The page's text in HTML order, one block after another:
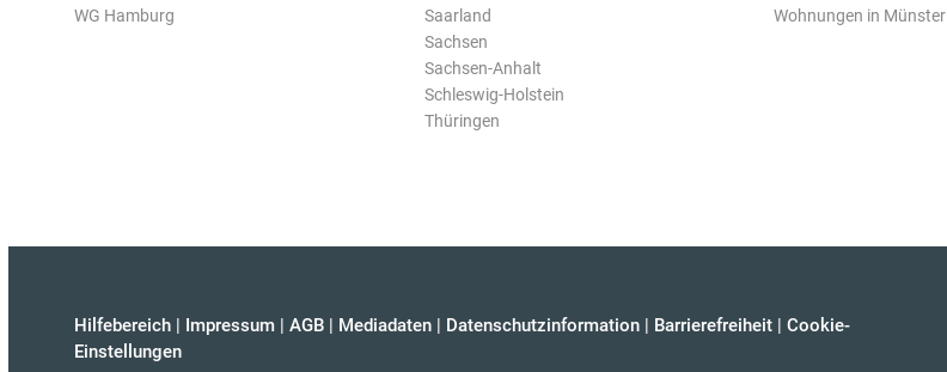
WG Hamburg
Saarland
Sachsen
Sachsen-Anhalt
Schleswig-Holstein
Thüringen
Wohnungen in Münster
Hilfebereich | Impressum | AGB | Mediadaten | Datenschutzinformation | Barrierefreiheit | Cookie-
Einstellungen